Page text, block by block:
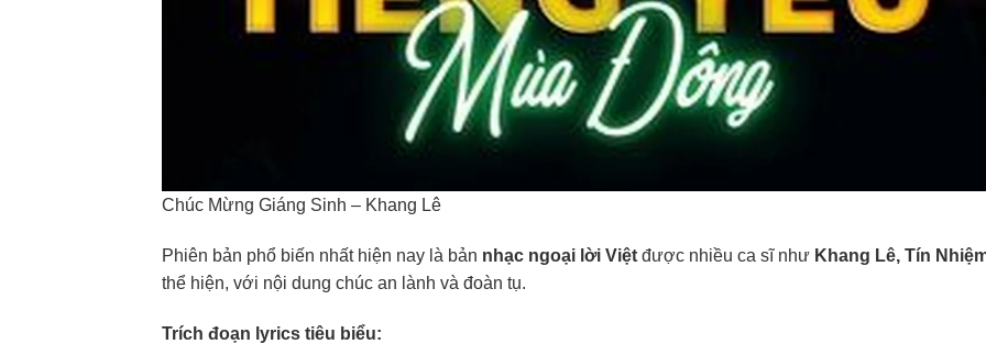
Chúc Mừng Giáng Sinh – Khang Lê
Phiên bản phổ biến nhất hiện nay là bản nhạc ngoại lời Việt được nhiều ca sĩ như Khang Lê, Tín
thể hiện, với nội dung chúc an lành và đoàn tụ.
Trích đoạn lyrics tiêu biểu: